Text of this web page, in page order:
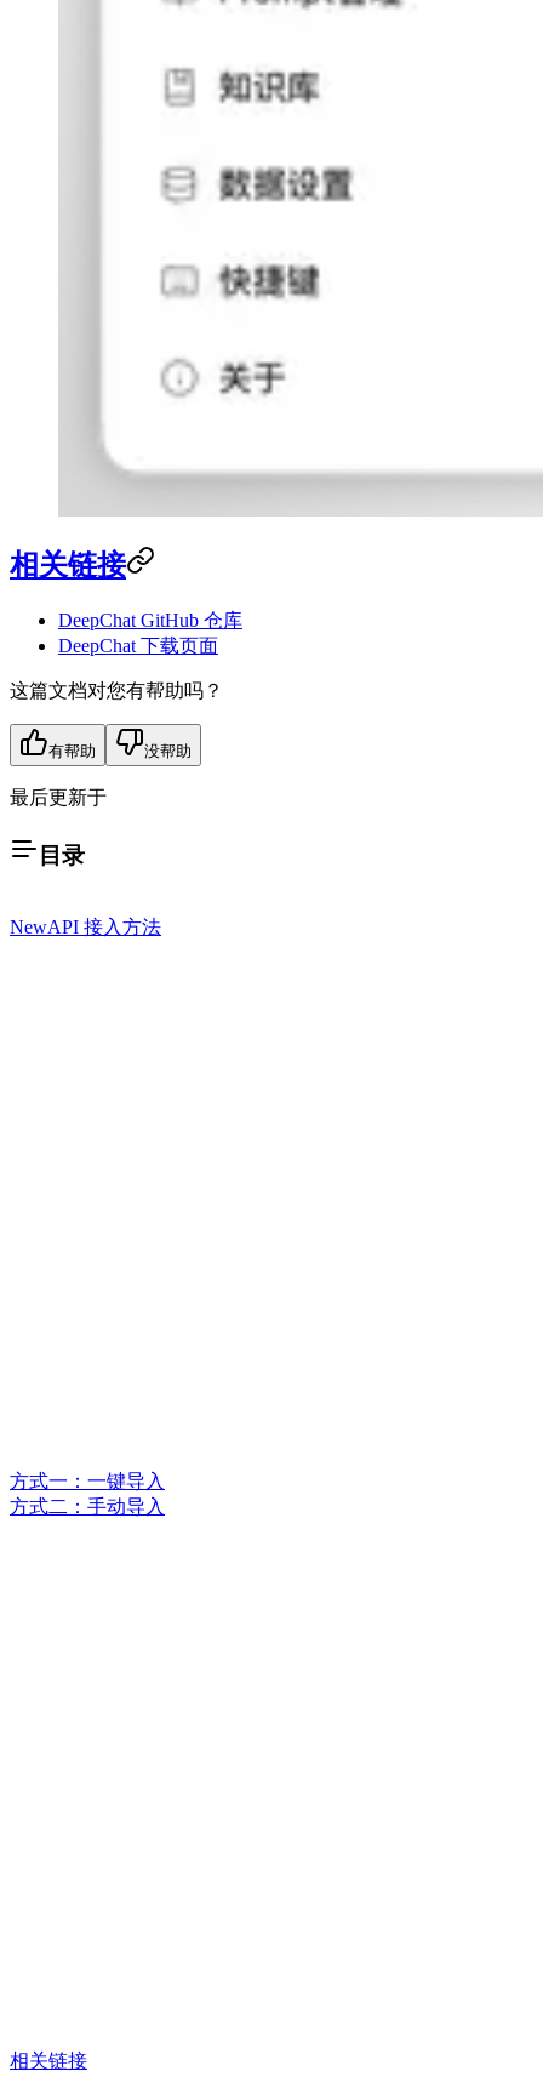
相关链接
DeepChat GitHub 仓库
DeepChat 下载页面
这篇文档对您有帮助吗？
有帮助 没帮助
最后更新于
目录
NewAPI 接入方法
方式一：一键导入
方式二：手动导入
相关链接